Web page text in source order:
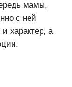
мамы,
с ней
характер, а